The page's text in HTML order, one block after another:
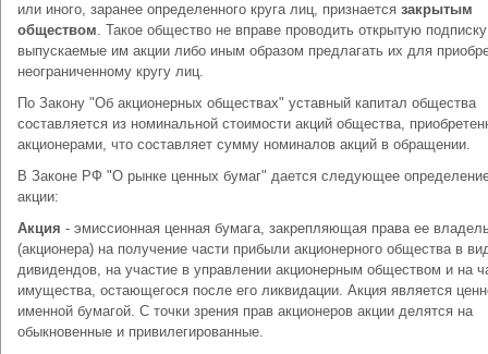
или иного, заранее определенного круга лиц, признается закрытым
обществом. Такое общество не вправе проводить открытую
выпускаемые им акции либо иным образом предлагать их для
неограниченному кругу лиц.
По Закону "Об акционерных обществах" уставный капитал общества
составляется из номинальной стоимости акций общества,
акционерами, что составляет сумму номиналов акций в обращении.
В Законе РФ "О рынке ценных бумаг" дается следующее
акции:
Акция - эмиссионная ценная бумага, закрепляющая права ее
(акционера) на получение части прибыли акционерного общества в
дивидендов, на участие в управлении акционерным обществом и на
имущества, остающегося после его ликвидации. Акция является
именной бумагой. С точки зрения прав акционеров акции делятся на
обыкновенные и привилегированные.